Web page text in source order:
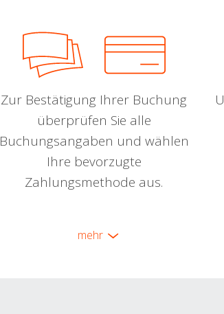
Zur Bestätigung Ihrer Buchung
überprüfen Sie alle
Buchungsangaben und wählen
Ihre bevorzugte
Zahlungsmethode aus.
mehr